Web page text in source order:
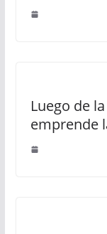
Luego de
emprende